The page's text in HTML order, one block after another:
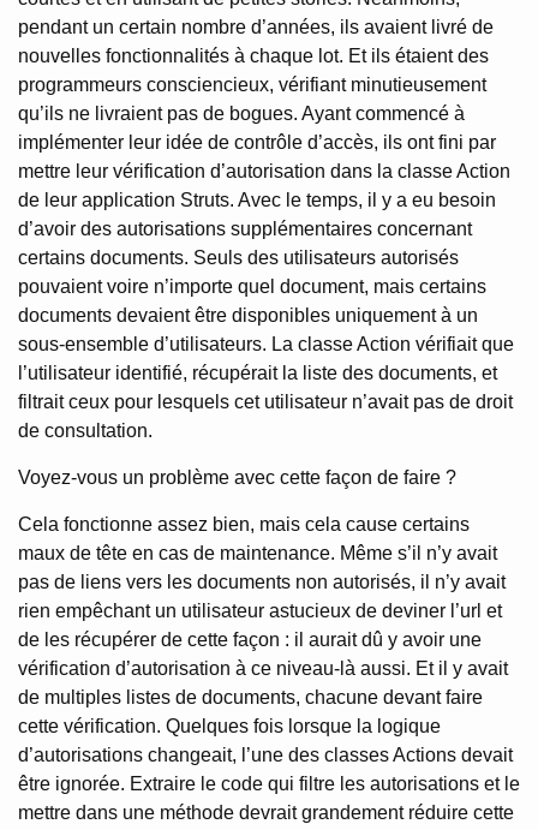
pendant un certain nombre d’années, ils avaient livré de
nouvelles fonctionnalités à chaque lot. Et ils étaient des
programmeurs consciencieux, vérifiant minutieusement
qu’ils ne livraient pas de bogues. Ayant commencé à
implémenter leur idée de contrôle d’accès, ils ont fini par
mettre leur vérification d’autorisation dans la classe Action
de leur application Struts. Avec le temps, il y a eu besoin
d’avoir des autorisations supplémentaires concernant
certains documents. Seuls des utilisateurs autorisés
pouvaient voire n’importe quel document, mais certains
documents devaient être disponibles uniquement à un
sous-ensemble d’utilisateurs. La classe Action vérifiait que
l’utilisateur identifié, récupérait la liste des documents, et
filtrait ceux pour lesquels cet utilisateur n’avait pas de droit
de consultation.
Voyez-vous un problème avec cette façon de faire ?
Cela fonctionne assez bien, mais cela cause certains
maux de tête en cas de maintenance. Même s’il n’y avait
pas de liens vers les documents non autorisés, il n’y avait
rien empêchant un utilisateur astucieux de deviner l’url et
de les récupérer de cette façon : il aurait dû y avoir une
vérification d’autorisation à ce niveau-là aussi. Et il y avait
de multiples listes de documents, chacune devant faire
cette vérification. Quelques fois lorsque la logique
d’autorisations changeait, l’une des classes Actions devait
être ignorée. Extraire le code qui filtre les autorisations et le
mettre dans une méthode devrait grandement réduire cette